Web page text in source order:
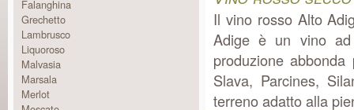
Falanghina
Grechetto
Lambrusco
Liquoroso
Malvasia
Marsala
Merlot
Il vino rosso Alto
Adige è un vino
produzione
Slava, Parcines,
terreno adatto alla